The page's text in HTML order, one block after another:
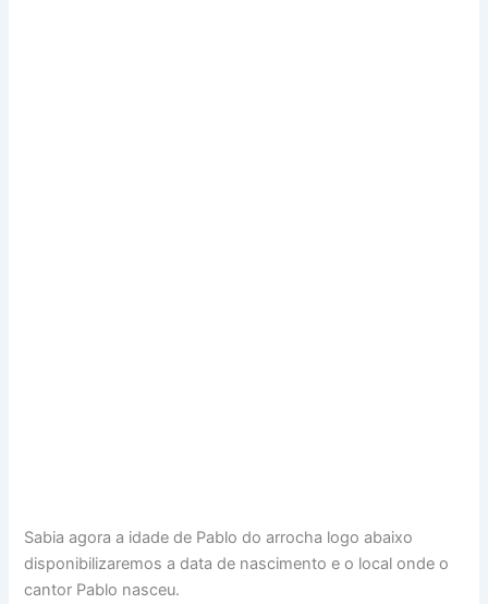
Sabia agora a idade de Pablo do arrocha logo abaixo
disponibilizaremos a data de nascimento e o local onde o
cantor Pablo nasceu.